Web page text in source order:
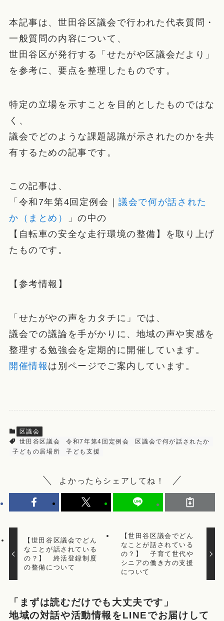
本記事は、世田谷区議会で行われた代表質問・
一般質問の内容について、
世田谷区が発行する「せたがや区議会だより」
を参考に、要点を整理したものです。
特定の立場を示すことを目的としたものではな
く、
議会でどのような課題認識が示されたのかを共
有するための記事です。
この記事は、
「令和7年第4回定例会｜議会で何が話された
か（まとめ）
」の中の
【自転車の安全な走行環境の整備】を取り上げ
たものです。
【参考情報】
「せたがやの声をカタチに」では、
議会での議論を手がかりに、地域の声や実感を
整理する勉強会を定期的に開催しています。
開催情報 は別ページでご案内しています。
区議会
世田谷区議会
令和7年第4回定例会
区議会で何が話されたか
子どもの居場所
子ども支援
よかったらシェアしてね！
【世田谷区議会でどん
なことが話されている
の？】 終活登録制度
の整備について
【世田谷区議会でどん
なことが話されている
の？】 子育て世代や
シニアの働き方の支援
について
「まずは読むだけでも大丈夫です」
地域の対話や活動情報をLINEでお届けして